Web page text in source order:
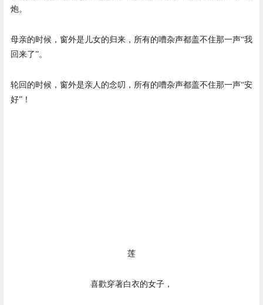
炮。
母亲的时候，窗外是儿女的归来，所有的嘈杂声都盖不住那一声“我
回来了”。
轮回的时候，窗外是亲人的念叨，所有的嘈杂声都盖不住那一声“安
好”！
莲
喜歡穿著白衣的女子，